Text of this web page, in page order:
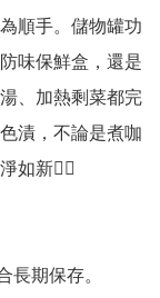
順手。儲物罐功
味保鮮盒，還是
、加熱剩菜都完
漬，不論是煮咖
新👍🏻
期保存。